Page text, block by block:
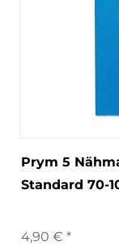
Prym 5
Standard 70-
4,90 € *